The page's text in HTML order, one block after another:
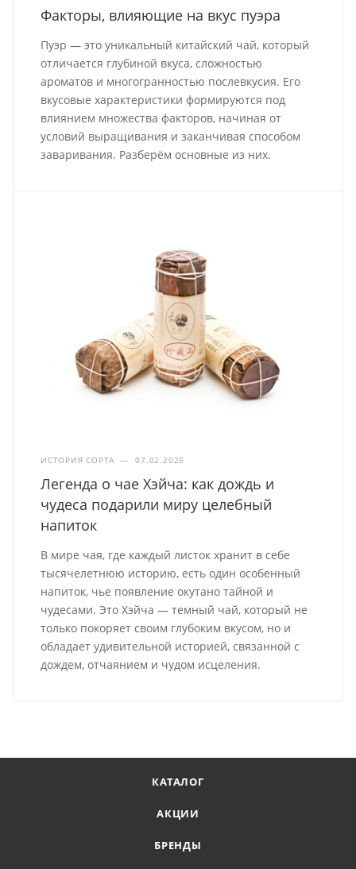
Факторы, влияющие на вкус пуэра
Пуэр — это уникальный китайский чай, который
отличается глубиной вкуса, сложностью
ароматов и многогранностью послевкусия. Его
вкусовые характеристики формируются под
влиянием множества факторов, начиная от
условий выращивания и заканчивая способом
заваривания. Разберём основные из них.
ИСТОРИЯ СОРТА — 07.02.2025
Легенда о чае Хэйча: как дождь и
чудеса подарили миру целебный
напиток
В мире чая, где каждый листок хранит в себе
тысячелетнюю историю, есть один особенный
напиток, чье появление окутано тайной и
чудесами. Это Хэйча — темный чай, который не
только покоряет своим глубоким вкусом, но и
обладает удивительной историей, связанной с
дождем, отчаянием и чудом исцеления.
КАТАЛОГ
АКЦИИ
БРЕНДЫ